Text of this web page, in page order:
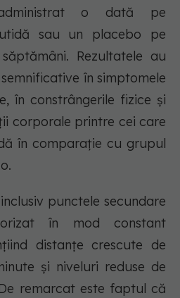
o dată pe
sau un placebo pe
Rezultatele au
în simptomele
în constrângerile fizice și
corporale printre cei care
în comparație cu grupul
punctele secundare
în mod constant
distanțe crescute de
și niveluri reduse de
remarcat este faptul că